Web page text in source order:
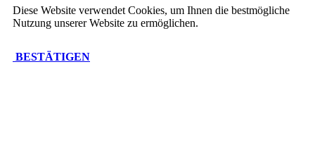
Diese Website verwendet Cookies, um Ihnen die bestmögliche
Nutzung unserer Website zu ermöglichen.
BESTÄTIGEN